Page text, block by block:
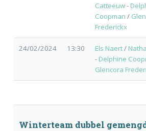
Catteeuw-
Coopman /
Frederickx
24/02/2024 13:30 Els Naert/
- Delphine
Glencora
Winterteam dubbel